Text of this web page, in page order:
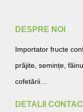
DESPRE NOI
Importator fructe
prăjite, semințe,
cofetării…
DETALII